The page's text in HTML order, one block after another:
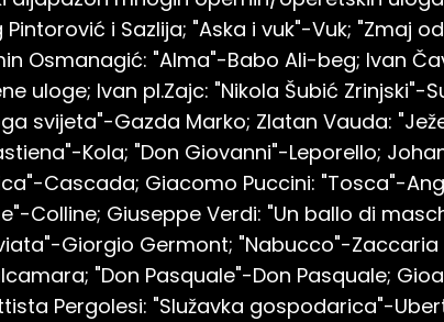
i Sazlija; "Aska i vuk"-Vuk; "Zmaj
Osmanagić: "Alma"-Babo Ali-beg; Ivan
uloge; Ivan pl.Zajc: "Nikola Šubić Zrinjski"-
svijeta"-Gazda Marko; Zlatan Vauda:
Kola; "Don Giovanni"-Leporello;
Cascada; Giacomo Puccini: "Tosca"-
Colline; Giuseppe Verdi: "Un ballo di
Giorgio Germont; "Nabucco"-
"Don Pasquale"-Don Pasquale;
Pergolesi: "Služavka gospodarica"-